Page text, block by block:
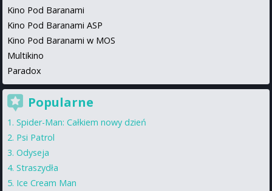
Kino Pod Baranami
Kino Pod Baranami ASP
Kino Pod Baranami w MOS
Multikino
Paradox
Popularne
Spider-Man: Całkiem nowy dzień
Psi Patrol
Odyseja
Straszydła
Ice Cream Man